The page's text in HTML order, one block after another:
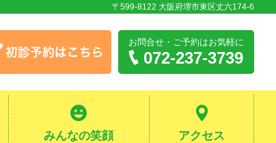
〒599-8122 大阪府堺市東区丈六174-6
お問合せ・ご予約はお気軽に
072-237-3739
みんなの笑顔 アクセス